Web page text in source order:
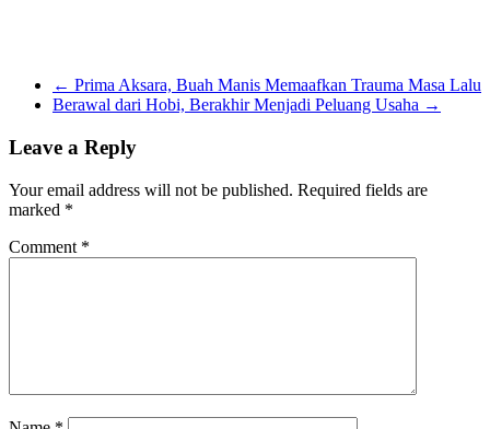
← Prima Aksara, Buah Manis Memaafkan Trauma Masa Lalu
Berawal dari Hobi, Berakhir Menjadi Peluang Usaha →
Leave a Reply
Your email address will not be published. Required fields are
marked *
Comment *